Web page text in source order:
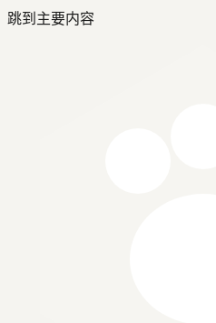
跳到主要内容